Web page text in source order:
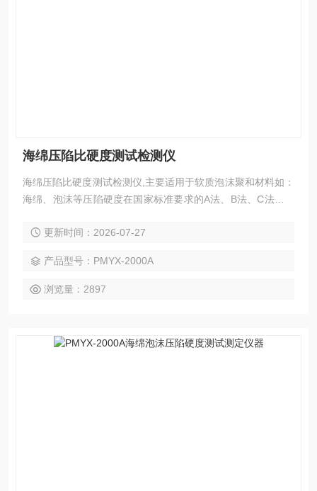
海绵压陷比硬度测试检测仪
海绵压陷比硬度测试检测仪,主要适用于软质泡沫聚和材料如：
海绵、泡沫等压陷硬度在国家标准要求的A法、B法、C法及其
试，测定海绵、泡沫等材料的凹入硬度指数、凹入硬度特性、
更新时间：2026-07-27
产品型号：PMYX-2000A
浏览量：2897